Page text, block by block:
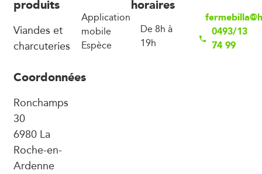
produits
Viandes et
charcuteries
Application
mobile
Espèce
horaires
De 8h à
19h
0493/13
74 99
Coordonnées
Ronchamps
30
6980 La
Roche-en-
Ardenne